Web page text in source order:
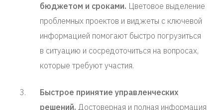
бюджетом и сроками. Цветовое выделение
проблемных проектов и виджеты с ключевой
информацией помогают быстро погрузиться
в ситуацию и сосредоточиться на вопросах,
которые требуют участия.
Быстрое принятие управленческих
решений. Достоверная и полная информация